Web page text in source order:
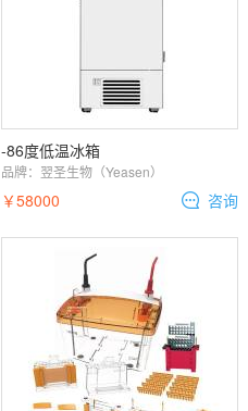
-86度低温冰箱
品牌： 翌圣生物（Yeasen）
￥58000 咨询